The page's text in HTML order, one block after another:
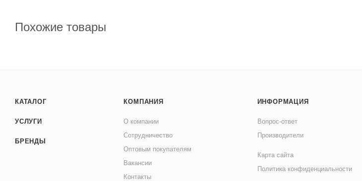
Похожие товары
КАТАЛОГ
УСЛУГИ
БРЕНДЫ
КОМПАНИЯ
О компании
Сотрудничество
Оптовым покупателям
Вакансии
Контакты
ИНФОРМАЦИЯ
Вопрос-ответ
Производители
Карта сайта
Политика конфиденциальности